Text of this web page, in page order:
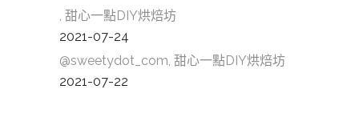
, 甜心一點DIY烘焙坊
2021-07-24
@sweetydot_com, 甜心一點DIY烘焙坊
2021-07-22